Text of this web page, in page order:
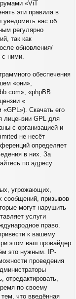
«ViT
эти правила в
вас об
регулярно
так как
обновления/
ними.
обеспечения
«они»,
«phpBB
«
Скачать его
лицензии GPL для
с организацией и
не несёт
определяет
в них. За
по адресу
угрожающих,
сообщений, призывов
могут нарушить
услуги
право.
к вашему
этом ваш провайдер
это нужным. IP-
проведения
по своему
что введённая